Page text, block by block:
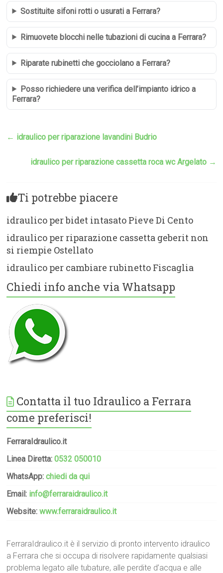
Sostituite sifoni rotti o usurati a Ferrara?
Rimuovete blocchi nelle tubazioni di cucina a Ferrara?
Riparate rubinetti che gocciolano a Ferrara?
Posso richiedere una verifica dell’impianto idrico a
Ferrara?
← idraulico per riparazione lavandini Budrio
idraulico per riparazione cassetta roca wc Argelato →
Ti potrebbe piacere
idraulico per bidet intasato Pieve Di Cento
idraulico per riparazione cassetta geberit non
si riempie Ostellato
idraulico per cambiare rubinetto Fiscaglia
Chiedi info anche via Whatsapp
Contatta il tuo Idraulico a Ferrara
come preferisci!
FerraraIdraulico.it
Linea Diretta:0532 050010
WhatsApp:chiedi da qui
Email: info@ferraraidraulico.it
Website:www.ferraraidraulico.it
FerraraIdraulico.it è il servizio di pronto intervento idraulico
a Ferrara che si occupa di risolvere rapidamente qualsiasi
problema legato alle tubature, alle perdite d’acqua e alle